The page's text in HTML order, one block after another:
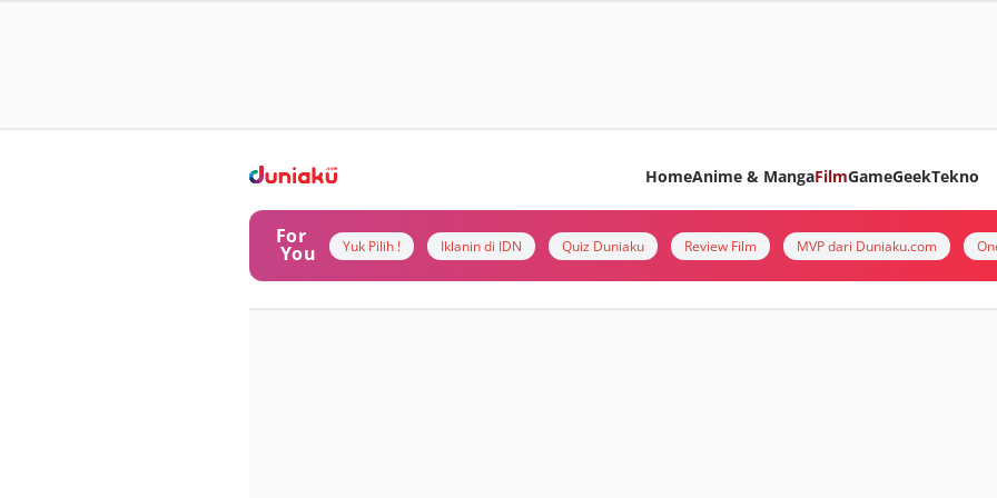
HomeAnime & MangaFilmGameGeekTekno
For
You Yuk Pilih ! Iklanin di IDN Quiz Duniaku Review Film MVP dari Duniaku.com